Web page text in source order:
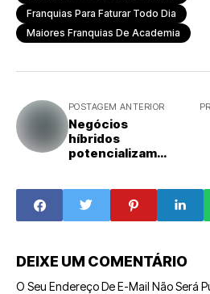
Franquias Para Faturar Todo Dia
Maiores Franquias De Academia
POSTAGEM ANTERIOR
Negócios
híbridos
potencializam
mercado
DEIXE UM COMENTÁRIO
O Seu Endereço De E-Mail Não Será